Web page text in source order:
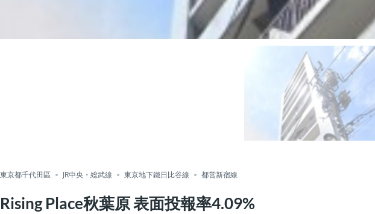
東京都千代田區 JR中央・総武線 東京地下鐵日比谷線 都営新宿線
Rising Place秋葉原 表面投報率4.09%